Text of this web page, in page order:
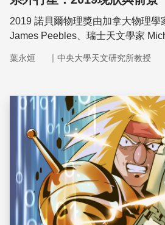
2019 諾貝爾物理獎由加拿大物理學
James Peebles、瑞士天文學家
要貢獻，以宇宙結構形成理論研究
行星，開啟了天文學的新紀元。
葉永烜 ｜ 中央大學天文研究所教授